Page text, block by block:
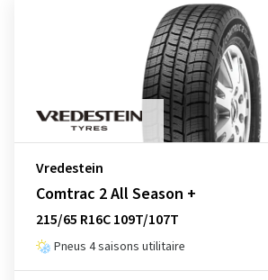
Vredestein
Comtrac 2 All Season +
215/65 R16C 109T/107T
Pneus 4 saisons utilitaire